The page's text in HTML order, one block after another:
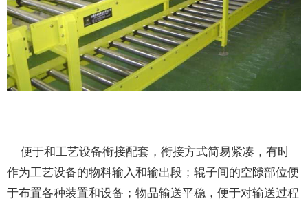
便于和工艺设备衔接配套，衔接方式简易紧凑，有时
作为工艺设备的物料输入和输出段；辊子间的空隙部位便
于布置各种装置和设备；物品输送平稳，便于对输送过程